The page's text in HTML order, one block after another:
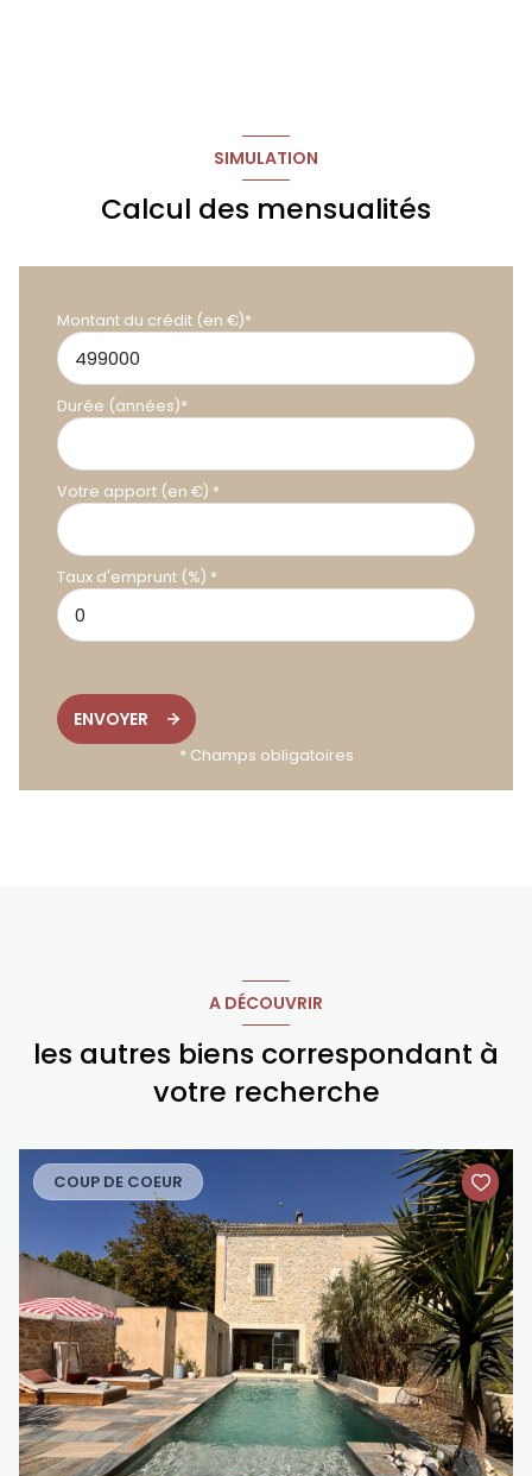
SIMULATION
Calcul des mensualités
Montant du crédit (en €)*
Durée (années)*
Votre apport (en €) *
Taux d'emprunt (%) *
ENVOYER
* Champs obligatoires
A DÉCOUVRIR
les autres biens correspondant à
votre recherche
COUP DE COEUR